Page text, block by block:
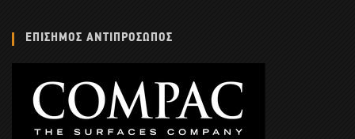
ΕΠΙΣΗΜΟΣ ΑΝΤΙΠΡΟΣΩΠΟΣ